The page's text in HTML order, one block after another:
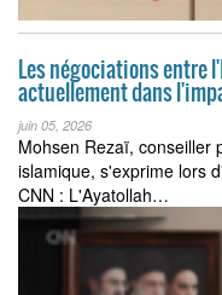
Les négociations entre
actuellement dans
juin 05, 2026
Mohsen Rezaï, conseiller
islamique, s'exprime lors
CNN : L'Ayatollah…